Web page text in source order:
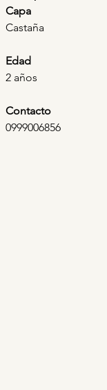
Capa
Castaña
Edad
2 años
Contacto
0999006856